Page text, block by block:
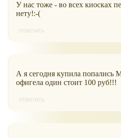
У нас тоже - во всех киосках
нету!:-(
ответить
А я сегодня купила попались
офигела один стоит 100 руб!!!
ответить